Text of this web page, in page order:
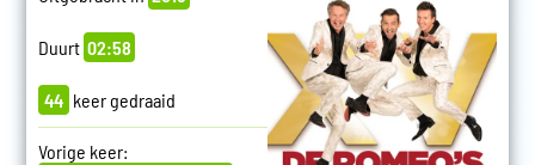
Duurt 02:58
44 keer gedraaid
Vorige keer: